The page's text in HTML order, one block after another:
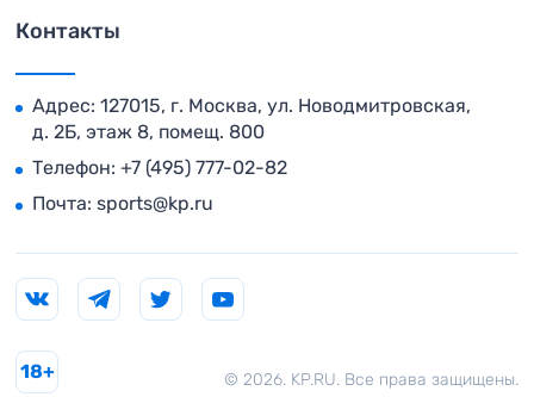
Контакты
Адрес: 127015, г. Москва, ул. Новодмитровская,
д. 2Б, этаж 8, помещ. 800
Телефон: +7 (495) 777-02-82
Почта: sports@kp.ru
© 2026. KP.RU. Все права защищены.
18+